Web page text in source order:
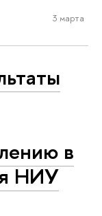
3 марта
в
НИУ